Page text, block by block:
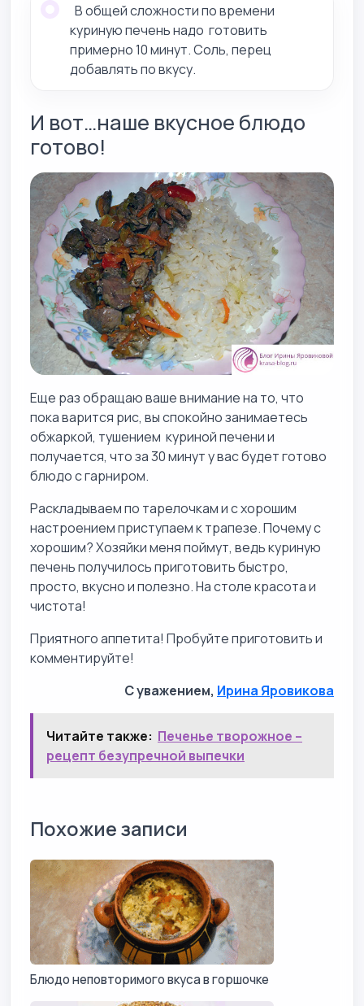
В общей сложности по времени
куриную печень надо готовить
примерно 10 минут. Соль, перец
добавлять по вкусу.
И вот…наше вкусное блюдо
готово!
Еще раз обращаю ваше внимание на то, что
пока варится рис, вы спокойно занимаетесь
обжаркой, тушением куриной печени и
получается, что за 30 минут у вас будет готово
блюдо с гарниром.
Раскладываем по тарелочкам и с хорошим
настроением приступаем к трапезе. Почему с
хорошим? Хозяйки меня поймут, ведь куриную
печень получилось приготовить быстро,
просто, вкусно и полезно. На столе красота и
чистота!
Приятного аппетита! Пробуйте приготовить и
комментируйте!
С уважением, Ирина Яровикова
Читайте также: Печенье творожное –
рецепт безупречной выпечки
Похожие записи
Блюдо неповторимого вкуса в горшочке